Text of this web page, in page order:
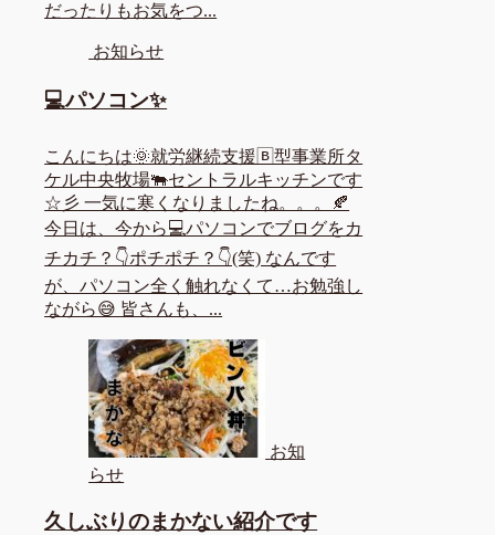
だったりもお気をつ...
お知らせ
💻パソコン✨
こんにちは🌞就労継続支援🄱型事業所タ
ケル中央牧場🐃セントラルキッチンです
☆彡 一気に寒くなりましたね。。。🍂
今日は、今から💻パソコンでブログをカ
チカチ？👇ポチポチ？👇(笑) なんです
が、パソコン全く触れなくて…お勉強し
ながら😅 皆さんも、...
お知
らせ
久しぶりのまかない紹介です